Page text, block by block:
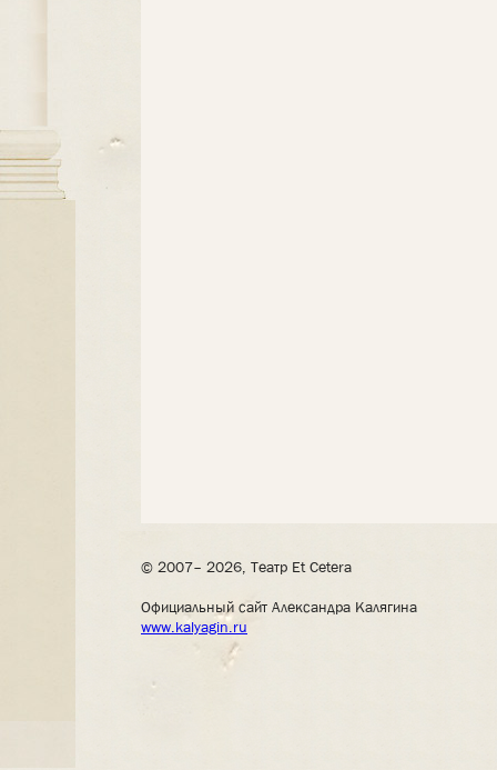
© 2007– 2026, Театр Et Cetera
Официальный сайт Александра Калягина
www.kalyagin.ru